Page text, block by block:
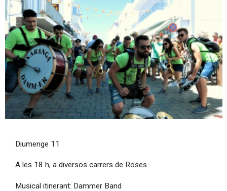
Diumenge 11
A les 18 h, a diversos carrers de Roses
Musical itinerant: Dammer Band